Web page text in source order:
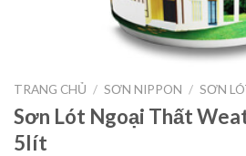
TRANG CHỦ / SƠN NIPPON / SƠN
Sơn Lót Ngoại Thất
5lít